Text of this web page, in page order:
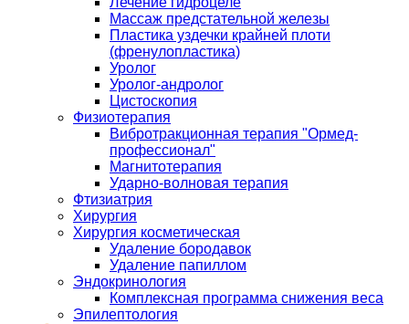
Массаж предстательной железы
Пластика уздечки крайней плоти
(френулопластика)
Уролог
Уролог-андролог
Цистоскопия
Физиотерапия
Вибротракционная терапия "Ормед-
профессионал"
Магнитотерапия
Ударно-волновая терапия
Фтизиатрия
Хирургия
Хирургия косметическая
Удаление бородавок
Удаление папиллом
Эндокринология
Комплексная программа снижения веса
Эпилептология